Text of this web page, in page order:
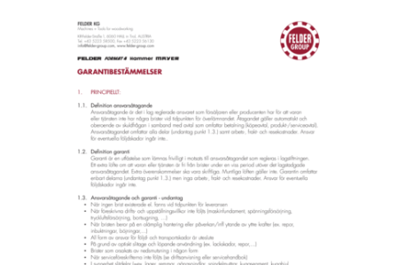
CNC fräsar
Kantlistmaskiner
Bredbandslipmaskiner
Bredband- & kantslipmaskin
Borst- och borstslipmaskiner
Bandsågar
Borrmaskiner
Vägg- och ­plattuppdelningssåg